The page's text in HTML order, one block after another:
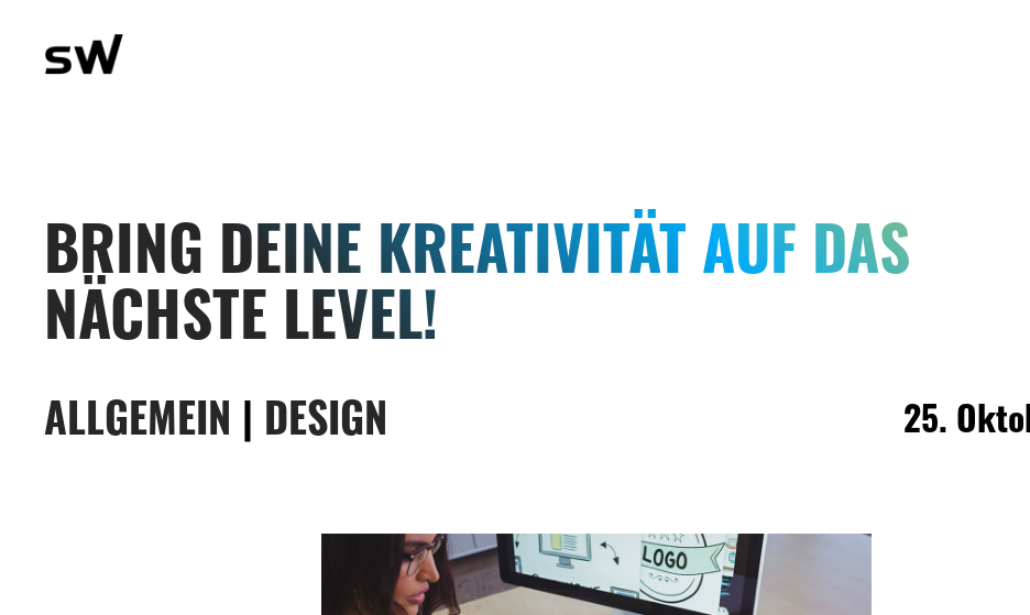
BRING DEINE KREATIVITÄT AUF DAS
NÄCHSTE LEVEL!
ALLGEMEIN DESIGN 25.